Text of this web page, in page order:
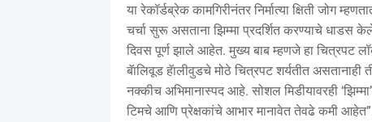
या रेकॉर्डब्रेक कामगिरीनंतर निर्मात्या क्षिती जोग
चर्चा सुरू असताना झिम्मा प्रदर्शित करण्याचे धाडस
दिवस पूर्ण झाले आहेत. मुख्य बाब म्हणजे हा चित्रपट
बॅालिवूड हॅालीवुडचे मोठे चित्रपट शर्यतीत असतानाही
नक्कीच अभिमानास्पद आहे. सोशल मिडीयावरही
टिमचे आणि प्रेक्षकांचे आभार मानावेत तेवढे कमी